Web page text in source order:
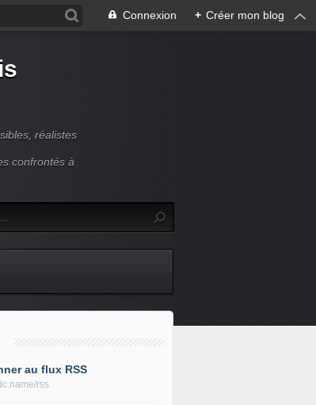
Connexion + Créer mon blog
réalistes
confrontés à
au flux RSS
rss